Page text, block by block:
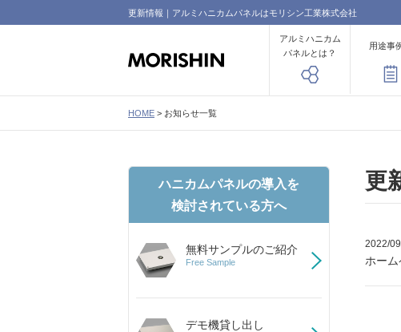
更新情報｜アルミハニカムパネルはモリシン工業株式会社
アルミハニカム
パネルとは？
用途事
HOME > お知らせ一覧
更
2022/
ホーム
ハニカムパネルの導入を
検討されている方へ
無料サンプルのご紹介
Free Sample
デモ機貸し出し